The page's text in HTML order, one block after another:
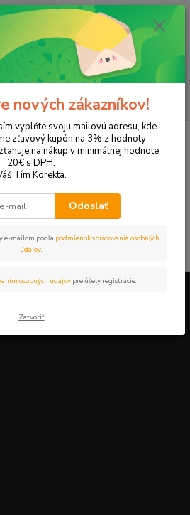
Hľadať
ks
za 0,00 EUR
Hewlett Packard
HP DeskJet
žiadny tovar.
nových zákazníkov!
vyplňte svoju mailovú adresu, kde
zľavový kupón na 3% z hodnoty
na nákup v minimálnej hodnote
20€ s DPH.
Tím Korekta.
Odoslať
e-mailom podľa podmienok spracovania osobných
údajov.
osobných údajov pre účely registrácie.
Zatvoriť